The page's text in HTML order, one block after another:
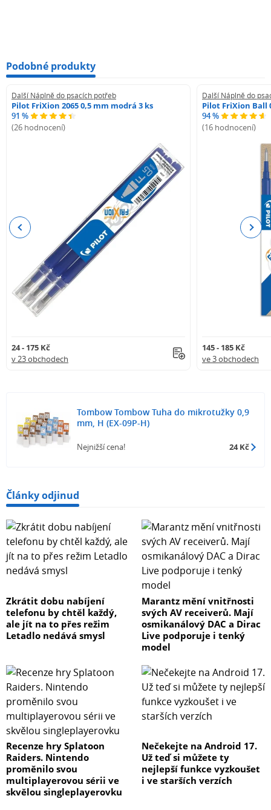
Podobné produkty
Další Náplně do psacích potřeb
Pilot FriXion 2065 0,5 mm modrá 3 ks
91 %
(26 hodnocení)
24 - 175 Kč
v 23 obchodech
Další Náplně do
Pilot FriXion Ball
94 %
(16 hodnocení)
145 - 185 Kč
ve 3 obchodech
Previous Next
Tombow Tombow Tuha do mikrotužky 0,9
mm, H (EX-09P-H)
Nejnižší cena! 24 Kč
Články odjinud
Zkrátit dobu nabíjení
telefonu by chtěl každý,
ale jít na to přes režim
Letadlo nedává smysl
Marantz mění vnitřnosti
svých AV receiverů. Mají
osmikanálový DAC a Dirac
Live podporuje i tenký
model
Recenze hry Splatoon
Raiders. Nintendo
proměnilo svou
multiplayerovou sérii ve
skvělou singleplayerovku
Nečekejte na Android 17.
Už teď si můžete ty
nejlepší funkce vyzkoušet
i ve starších verzích